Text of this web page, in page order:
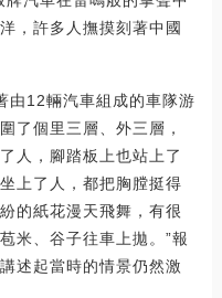
，許多人撫摸刻著中國
由12輛汽車組成的車隊游
了個里三層、外三層，
人，腳踏板上也站上了
上了人，都把胸膛挺得
的紙花漫天飛舞，有很
米、谷子往車上拋。”報
述起當時的情景仍然激